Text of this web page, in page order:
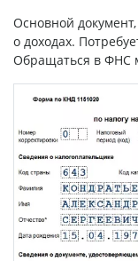
Основной
о доходах.
Обращаться в ФНС